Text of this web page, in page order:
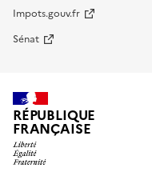
Impots.gouv.fr
Sénat
RÉPUBLIQUE
FRANÇAISE